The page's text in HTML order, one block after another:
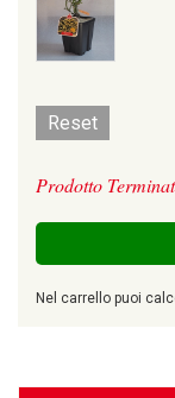
Reset
Prodotto
Nel carrello puoi